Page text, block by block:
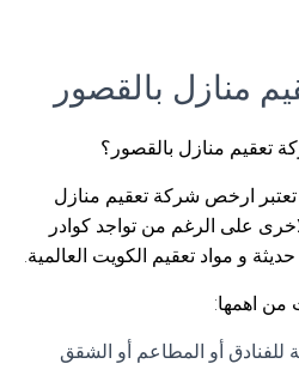
منازل بالقصور
منازل بالقصور؟
ارخص شركة تعقيم منازل
على الرغم من تواجد كوادر
و مواد تعقيم الكويت العالمية.
من اهمها:
للفنادق أو المطاعم أو الشقق